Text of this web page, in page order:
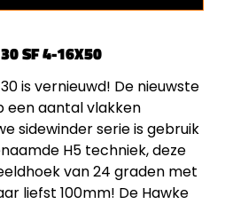
SF 4-16X50
is vernieuwd! De nieuwste
een aantal vlakken
sidewinder serie is gebruik
H5 techniek, deze
van 24 graden met
liefst 100mm! De Hawke